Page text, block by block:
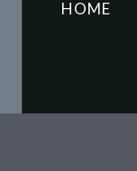
HOME